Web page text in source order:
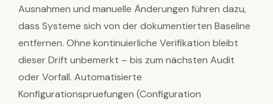
Ausnahmen und manuelle Änderungen führen dazu,
dass Systeme sich von der dokumentierten Baseline
entfernen. Ohne kontinuierliche Verifikation bleibt
dieser Drift unbemerkt – bis zum nächsten Audit
oder Vorfall. Automatisierte
Konfigurationspruefungen (Configuration